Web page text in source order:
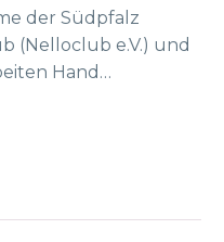
der Südpfalz
(Nelloclub e.V.) und
Hand…